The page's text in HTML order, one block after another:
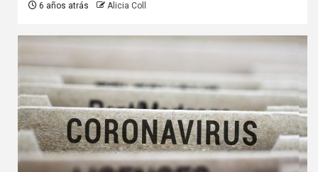
6 años atrás Alicia Coll